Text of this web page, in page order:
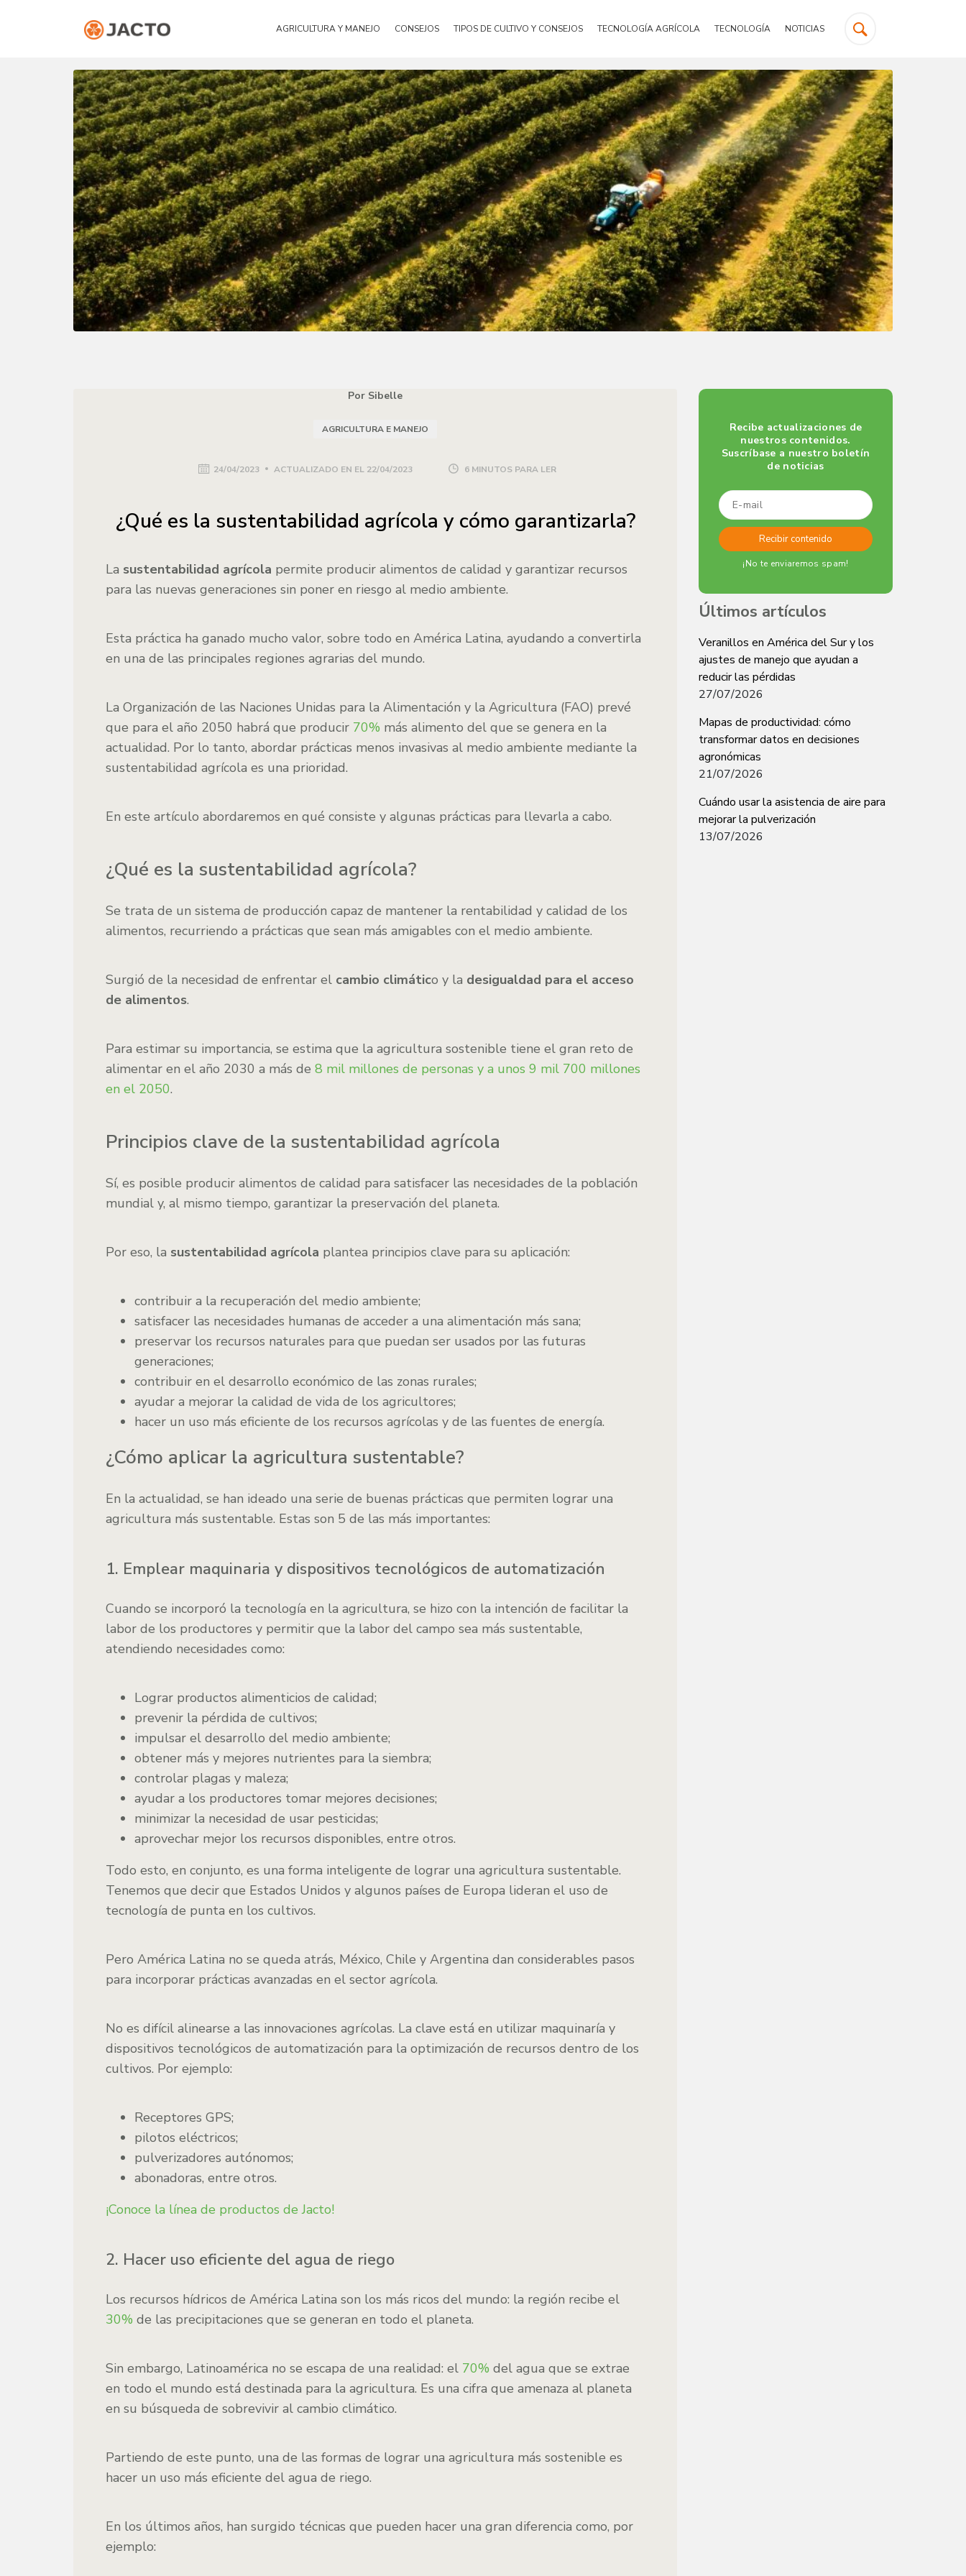
AGRICULTURA Y MANEJO CONSEJOS TIPOS DE CULTIVO Y CONSEJOS TECNOLOGÍA AGRÍCOLA TECNOLOGÍA NOTICIAS
Por Sibelle
AGRICULTURA E MANEJO
24/04/2023 ACTUALIZADO EN EL 22/04/2023 6 MINUTOS PARA LER
¿Qué es la sustentabilidad agrícola y cómo garantizarla?
La sustentabilidad agrícola permite producir alimentos de calidad y garantizar recursos
para las nuevas generaciones sin poner en riesgo al medio ambiente.
Esta práctica ha ganado mucho valor, sobre todo en América Latina, ayudando a convertirla
en una de las principales regiones agrarias del mundo.
La Organización de las Naciones Unidas para la Alimentación y la Agricultura (FAO) prevé
que para el año 2050 habrá que producir 70% más alimento del que se genera en la
actualidad. Por lo tanto, abordar prácticas menos invasivas al medio ambiente mediante la
sustentabilidad agrícola es una prioridad.
En este artículo abordaremos en qué consiste y algunas prácticas para llevarla a cabo.
¿Qué es la sustentabilidad agrícola?
Se trata de un sistema de producción capaz de mantener la rentabilidad y calidad de los
alimentos, recurriendo a prácticas que sean más amigables con el medio ambiente.
Surgió de la necesidad de enfrentar el cambio climático y la desigualdad para el acceso
de alimentos.
Para estimar su importancia, se estima que la agricultura sostenible tiene el gran reto de
alimentar en el año 2030 a más de 8 mil millones de personas y a unos 9 mil 700 millones
en el 2050.
Principios clave de la sustentabilidad agrícola
Sí, es posible producir alimentos de calidad para satisfacer las necesidades de la población
mundial y, al mismo tiempo, garantizar la preservación del planeta.
Por eso, la sustentabilidad agrícola plantea principios clave para su aplicación:
contribuir a la recuperación del medio ambiente;
satisfacer las necesidades humanas de acceder a una alimentación más sana;
preservar los recursos naturales para que puedan ser usados por las futuras
generaciones;
contribuir en el desarrollo económico de las zonas rurales;
ayudar a mejorar la calidad de vida de los agricultores;
hacer un uso más eficiente de los recursos agrícolas y de las fuentes de energía.
¿Cómo aplicar la agricultura sustentable?
En la actualidad, se han ideado una serie de buenas prácticas que permiten lograr una
agricultura más sustentable. Estas son 5 de las más importantes:
1. Emplear maquinaria y dispositivos tecnológicos de automatización
Cuando se incorporó la tecnología en la agricultura, se hizo con la intención de facilitar la
labor de los productores y permitir que la labor del campo sea más sustentable,
atendiendo necesidades como:
Lograr productos alimenticios de calidad;
prevenir la pérdida de cultivos;
impulsar el desarrollo del medio ambiente;
obtener más y mejores nutrientes para la siembra;
controlar plagas y maleza;
ayudar a los productores tomar mejores decisiones;
minimizar la necesidad de usar pesticidas;
aprovechar mejor los recursos disponibles, entre otros.
Todo esto, en conjunto, es una forma inteligente de lograr una agricultura sustentable.
Tenemos que decir que Estados Unidos y algunos países de Europa lideran el uso de
tecnología de punta en los cultivos.
Pero América Latina no se queda atrás, México, Chile y Argentina dan considerables pasos
para incorporar prácticas avanzadas en el sector agrícola.
No es difícil alinearse a las innovaciones agrícolas. La clave está en utilizar maquinaría y
dispositivos tecnológicos de automatización para la optimización de recursos dentro de los
cultivos. Por ejemplo:
Receptores GPS;
pilotos eléctricos;
pulverizadores autónomos;
abonadoras, entre otros.
¡Conoce la línea de productos de Jacto!
2. Hacer uso eficiente del agua de riego
Los recursos hídricos de América Latina son los más ricos del mundo: la región recibe el
30% de las precipitaciones que se generan en todo el planeta.
Sin embargo, Latinoamérica no se escapa de una realidad: el 70% del agua que se extrae
en todo el mundo está destinada para la agricultura. Es una cifra que amenaza al planeta
en su búsqueda de sobrevivir al cambio climático.
Partiendo de este punto, una de las formas de lograr una agricultura más sostenible es
hacer un uso más eficiente del agua de riego.
En los últimos años, han surgido técnicas que pueden hacer una gran diferencia como, por
ejemplo:
Recibe actualizaciones de
nuestros contenidos.
Suscríbase a nuestro boletín
de noticias
¡No te enviaremos spam!
Últimos artículos
Veranillos en América del Sur y los
ajustes de manejo que ayudan a
reducir las pérdidas
27/07/2026
Mapas de productividad: cómo
transformar datos en decisiones
agronómicas
21/07/2026
Cuándo usar la asistencia de aire para
mejorar la pulverización
13/07/2026